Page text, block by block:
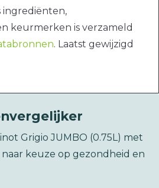
ingrediënten,
keurmerken is verzameld
. Laatst gewijzigd
Grigio JUMBO (0.75L) met
keuze op gezondheid en